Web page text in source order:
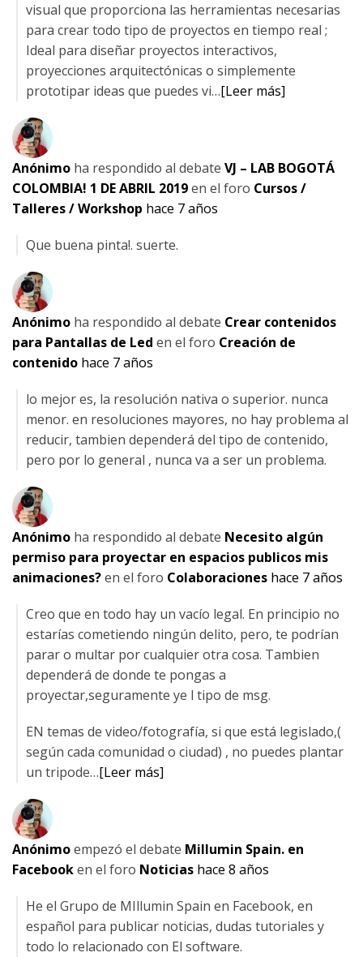
visual que proporciona las herramientas necesarias
para crear todo tipo de proyectos en tiempo real ;
Ideal para diseñar proyectos interactivos,
proyecciones arquitectónicas o simplemente
prototipar ideas que puedes vi…[Leer más]
Anónimo ha respondido al debate VJ – LAB BOGOTÁ
COLOMBIA! 1 DE ABRIL 2019en el foro Cursos /
Talleres / Workshop hace 7 años
Que buena pinta!. suerte.
Anónimo ha respondido al debate Crear contenidos
para Pantallas de Led en el foro Creación de
contenido hace 7 años
lo mejor es, la resolución nativa o superior. nunca
menor. en resoluciones mayores, no hay problema al
reducir, tambien dependerá del tipo de contenido,
pero por lo general , nunca va a ser un problema.
Anónimo ha respondido al debate Necesito algún
permiso para proyectar en espacios publicos mis
animaciones?en el foro Colaboraciones hace 7 años
Creo que en todo hay un vacío legal. En principio no
estarías cometiendo ningún delito, pero, te podrían
parar o multar por cualquier otra cosa. Tambien
dependerá de donde te pongas a
proyectar,seguramente ye l tipo de msg.
EN temas de video/fotografía, si que está legislado,(
según cada comunidad o ciudad) , no puedes plantar
un tripode…[Leer más]
Anónimoempezó el debate Millumin Spain. en
Facebooken el foro Noticias hace 8 años
He el Grupo de MIllumin Spain en Facebook, en
español para publicar noticias, dudas tutoriales y
todo lo relacionado con El software.